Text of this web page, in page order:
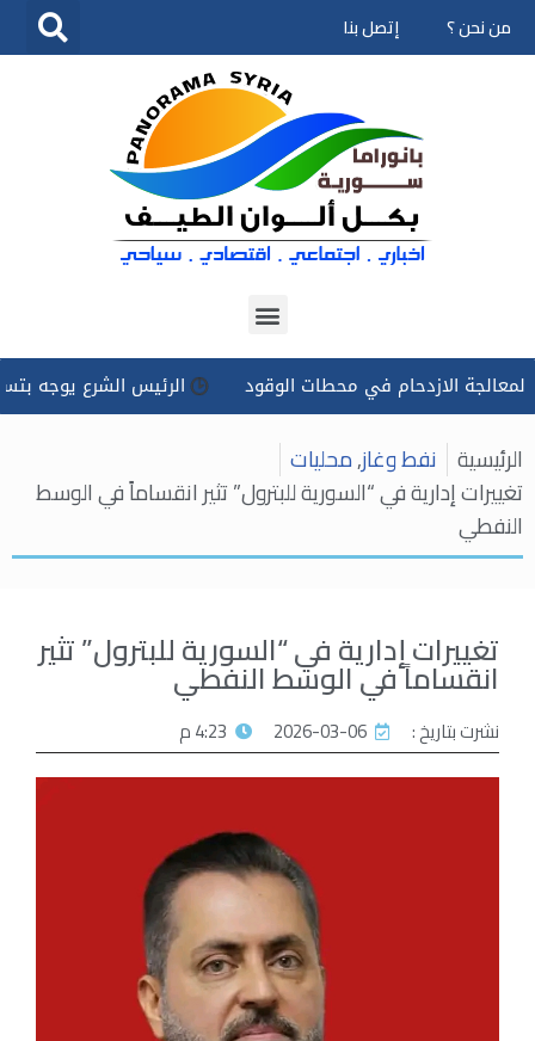
تخطى
من نحن ؟ إتصل بنا
الازدحام في محطات الوقود الرئيس الشرع يوجه بتسخير كل
الرئيسية نفط وغاز,محليات
تغييرات إدارية في “السورية للبترول” تثير انقساماً في الوسط
النفطي
تغييرات إدارية في “السورية للبترول” تثير
انقساماً في الوسط النفطي
نشرت بتاريخ : 2026-03-06 4:23 م